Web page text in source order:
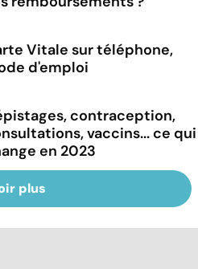
Vitale sur téléphone,
d'emploi
contraception,
vaccins... ce qui
en 2023
plus